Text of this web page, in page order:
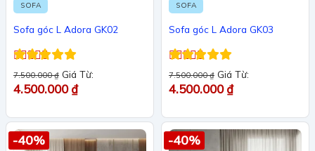
SOFA
Sofa góc L Adora GK02
Được xếp
hạng5 5 sao
7.500.000₫ Giá Từ:
4.500.000₫
SOFA
Sofa góc L Adora GK03
Được xếp
hạng5 5 sao
7.500.000₫ Giá Từ:
4.500.000₫
-40% -40%